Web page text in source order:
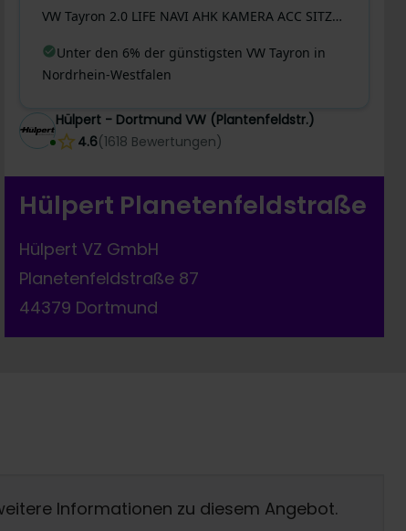
VW Tayron 2.0 LIFE NAVI AHK KAMERA ACC SITZHEIZUNG
Unter den 6% der günstigsten VW Tayron in
Nordrhein-Westfalen
Hülpert - Dortmund VW (Plantenfeldstr.)
4.6(1618 Bewertungen)
Hülpert Planetenfeldstraße
Hülpert VZ GmbH
Planetenfeldstraße 87
44379 Dortmund